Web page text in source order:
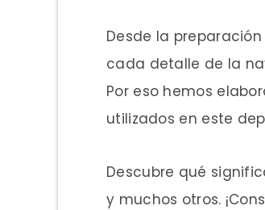
Desde la
cada detalle de la
Por eso hemos
utilizados en este
Descubre qué
y muchos otros.